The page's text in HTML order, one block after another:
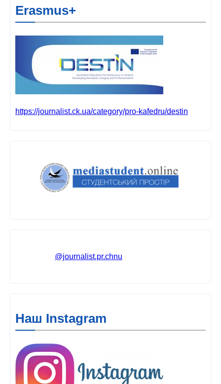
Erasmus+
https://journalist.ck.ua/category/pro-kafedru/destin
@journalist.pr.chnu
Наш Instagram